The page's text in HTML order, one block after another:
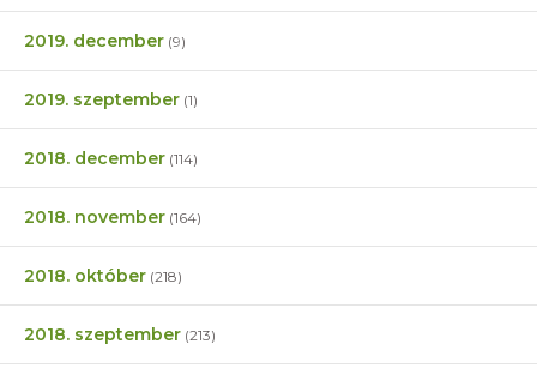
2019. december (9)
2019. szeptember (1)
2018. december (114)
2018. november (164)
2018. október (218)
2018. szeptember (213)